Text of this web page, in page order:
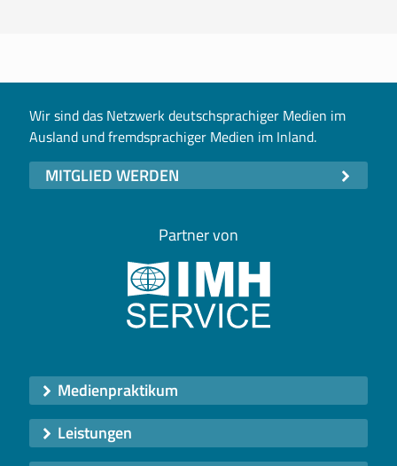
Wir sind das Netzwerk deutschsprachiger Medien im
Ausland und fremdsprachiger Medien im Inland.
MITGLIED WERDEN
Partner von
Medienpraktikum
Leistungen